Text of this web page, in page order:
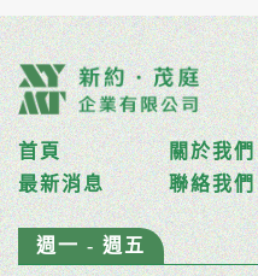
首頁 關於我們
最新消息
聯絡我們
週一 - 週五